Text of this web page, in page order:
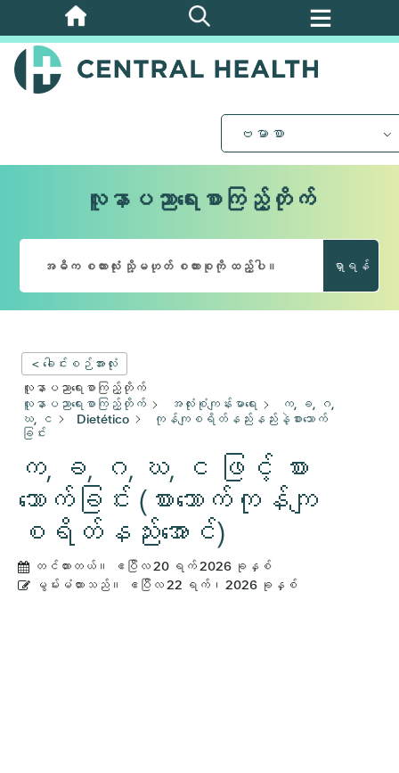
အဓိက
အကြောင်းအရာ
သို့
ဗမာစာ
လူနာပညာရေးစာကြည့်တိုက်
ရှာရန်
< ခေါင်းစဉ်အားလုံး
လူနာပညာရေးစာကြည့်တိုက်
လူနာပညာရေးစာကြည့်တိုက်
အလုံးစုံကျန်းမာရေး
က, ခ, ဂ,
ဃ, င
Dietético
ကုန်ကျစရိတ်နည်းနည်းနဲ့စားသောက်
ခြင်း
က, ခ, ဂ, ဃ, င ဖြင့် စား
သောက်ခြင်း (စားသောက်ကုန်ကျ
စရိတ်နည်းအောင်)
တင်ထားတယ်။
ဧပြီလ 20 ရက် 2026 ခုနှစ်
မွမ်းမံထားသည်။
ဧပြီလ 22 ရက်၊ 2026 ခုနှစ်